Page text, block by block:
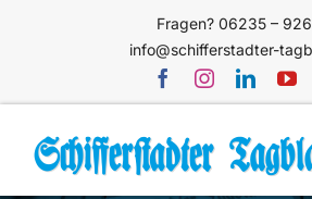
Fragen? 06235 –
info@schifferstadter-